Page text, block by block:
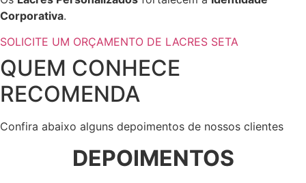
Corporativa.
SOLICITE UM ORÇAMENTO DE LACRES SETA
QUEM CONHECE
RECOMENDA
Confira abaixo alguns depoimentos de nossos clientes
DEPOIMENTOS